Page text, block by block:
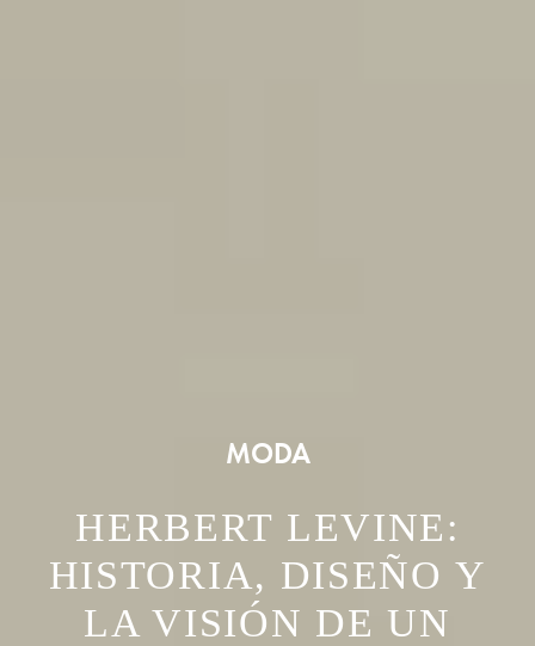
MODA
HERBERT LEVINE:
HISTORIA, DISEÑO Y
LA VISIÓN DE UN